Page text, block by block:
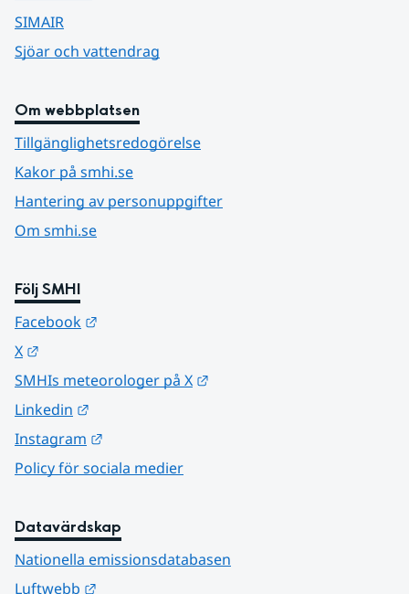
SIMAIR
Sjöar och vattendrag
Om webbplatsen
Tillgänglighetsredogörelse
Kakor på smhi.se
Hantering av personuppgifter
Om smhi.se
Följ SMHI
Facebook
X
SMHIs meteorologer på X
Linkedin
Instagram
Policy för sociala medier
Datavärdskap
Nationella emissionsdatabasen
Luftwebb